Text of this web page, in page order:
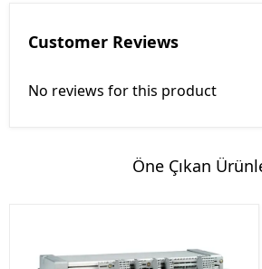
Customer Reviews
No reviews for this product
Öne Çıkan